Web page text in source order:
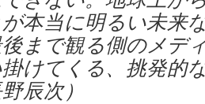
本当に明るい未来
まで観る側のメデ
けてくる、挑発的
辰次）